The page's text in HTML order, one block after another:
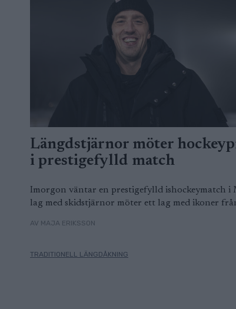
Längdstjärnor möter
i prestigefylld match
Imorgon väntar en prestigefylld ishockeymatch i
lag med skidstjärnor möter ett lag med ikoner
AV MAJA ERIKSSON
TRADITIONELL LÄNGDÅKNING